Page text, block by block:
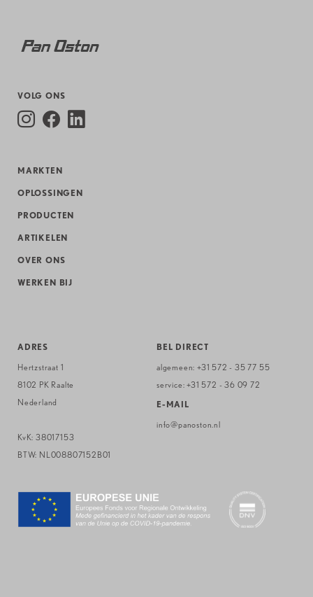
VOLG ONS
MARKTEN
OPLOSSINGEN
PRODUCTEN
ARTIKELEN
OVER ONS
WERKEN BIJ
ADRES
Hertzstraat 1
8102 PK Raalte
Nederland
KvK: 38017153
BTW: NL008807152B01
BEL DIRECT
algemeen: +31 572 - 35 77 55
service:+31 572 - 36 09 72
E-MAIL
info@panoston.nl